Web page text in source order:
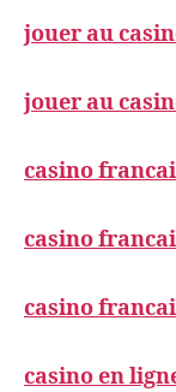
jouer au
jouer au
casino
casino
casino
casino en